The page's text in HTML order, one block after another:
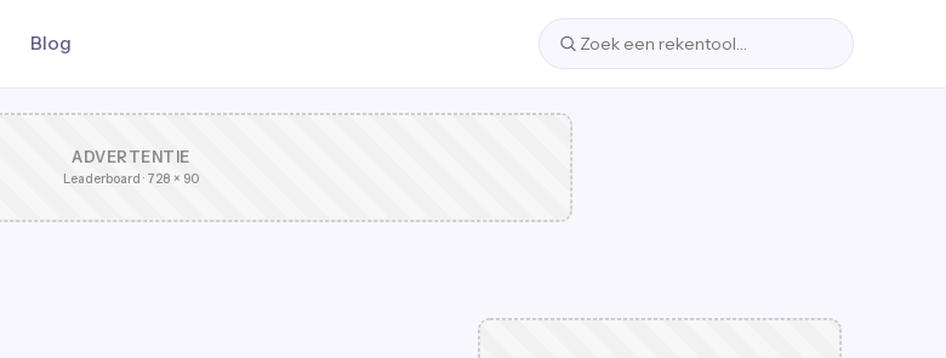
Blog
ADVERTENTIE
Leaderboard · 728 × 90